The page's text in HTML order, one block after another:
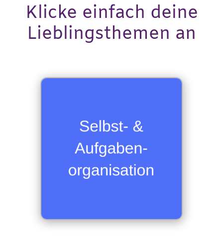
Klicke einfach deine
Lieblingsthemen an